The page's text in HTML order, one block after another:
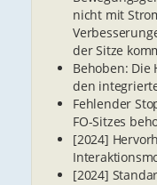
nicht mit
der Sitze
Behoben: Die
den
Fehlender
FO-Sitzes
[2024]
[2024]